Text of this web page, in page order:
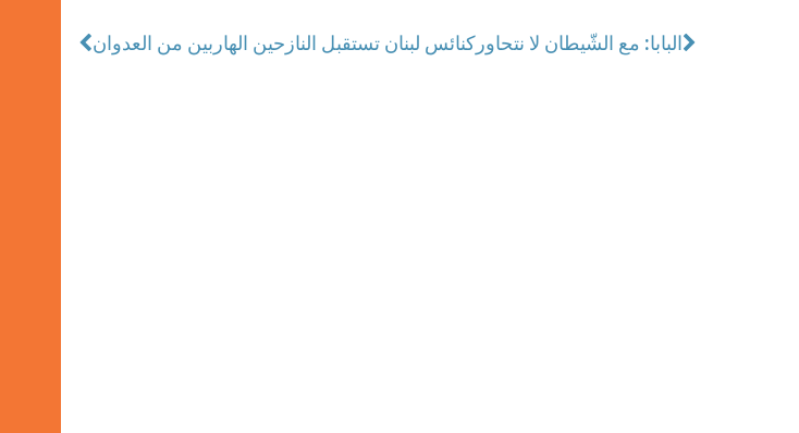
كنائس لبنان تستقبل النازحين الهاربين من العدوان البابا: مع الشّيطان لا نتحاور